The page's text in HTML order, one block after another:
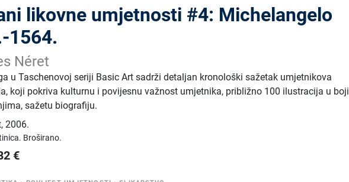
likovne umjetnosti #4: Michelangelo
1564.
Néret
u Taschenovoj seriji Basic Art sadrži detaljan kronološki sažetak umjetnikova
koji pokriva kulturnu i povijesnu važnost umjetnika, približno 100 ilustracija u boji
sažetu biografiju.
,2006.
Broširano.
€